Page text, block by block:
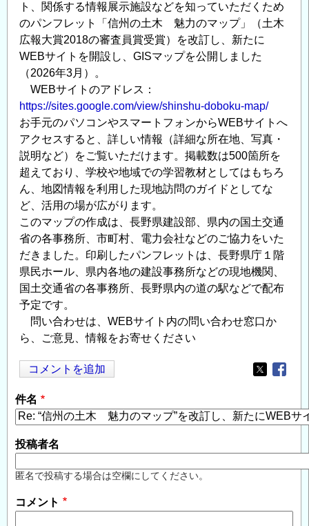
ト、関係する情報展示施設などを知っていただくため
のパンフレット「信州の土木 魅力のマップ」（土木
広報大賞2018の審査員賞受賞）を改訂し、新たに
WEBサイトを開設し、GISマップを公開しました
（2026年3月）。
WEBサイトのアドレス：
https://sites.google.com/view/shinshu-doboku-map/
お手元のパソコンやスマートフォンからWEBサイトへ
アクセスすると、詳しい情報（詳細な所在地、写真・
説明など）をご覧いただけます。掲載数は500箇所を
超えており、学校や地域での学習教材としてはもちろ
ん、地図情報を利用した現地訪問のガイドとしてな
ど、活用の場が広がります。
このマップの作成は、長野県建設部、県内の国土交通
省の各事務所、市町村、電力会社などのご協力をいた
だきました。印刷したパンフレットは、長野県庁１階
県民ホール、県内各地の建設事務所などの現地機関、
国土交通省の各事務所、長野県内の道の駅などで配布
予定です。
問い合わせは、WEBサイト内の問い合わせ窓口か
ら、ご意見、情報をお寄せください
コメントを追加
Opens in
件名
投稿者名
匿名で投稿する場合は空欄にしてください。
コメント